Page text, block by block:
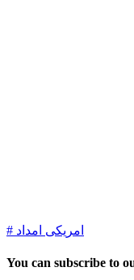
# امریکی امداد
You can subscribe to